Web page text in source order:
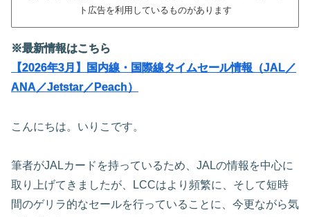
ト広告を利用しているものがあります
※最新情報はこちら
【2026年3月】国内線・国際線タイムセール情報（JAL／
ANA／Jetstar／Peach）
こんにちは。いりこです。
筆者がJALカードを持っているため、JALの情報を中心に
取り上げてきましたが、LCCはより頻繁に、そして短時
間のゲリラ的なセールを行っていることに、今更ながら気